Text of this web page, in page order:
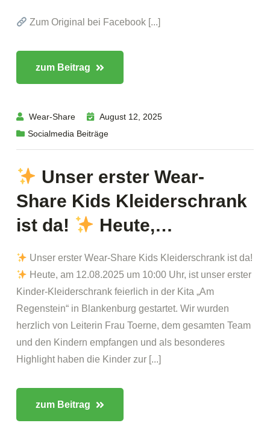
Zum Original bei Facebook [...]
zum Beitrag
Wear-Share
August 12, 2025
Socialmedia Beiträge
Unser erster Wear-
Share Kids Kleiderschrank
ist da!
Heute,…
Unser erster Wear-Share Kids Kleiderschrank ist da!
Heute, am 12.08.2025 um 10:00 Uhr, ist unser erster
Kinder-Kleiderschrank feierlich in der Kita „Am
Regenstein“ in Blankenburg gestartet. Wir wurden
herzlich von Leiterin Frau Toerne, dem gesamten Team
und den Kindern empfangen und als besonderes
Highlight haben die Kinder zur [...]
zum Beitrag